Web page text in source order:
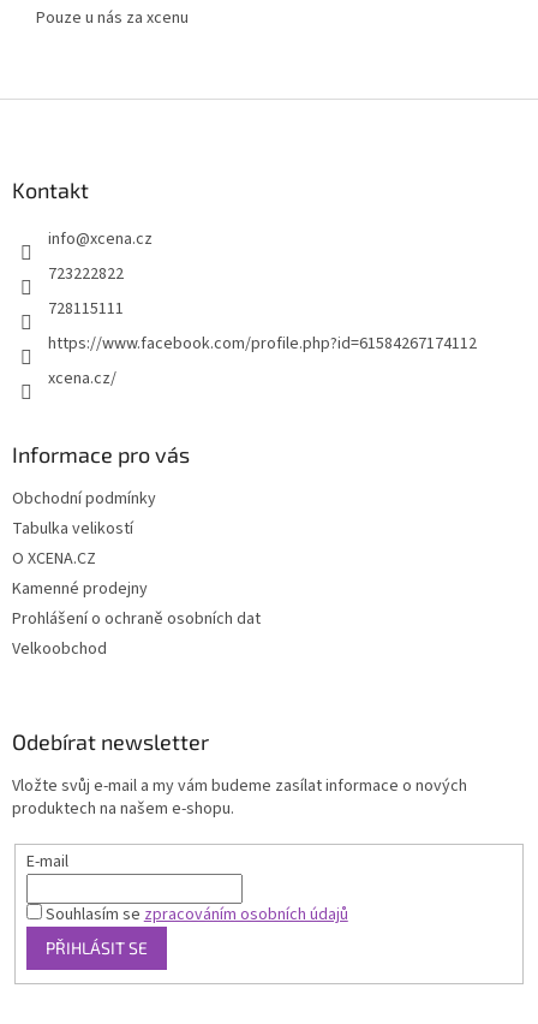
Pouze u nás za xcenu
Kontakt
info@xcena.cz
723222822
728115111
https://www.facebook.com/profile.php?id=61584267174112
xcena.cz/
Informace pro vás
Obchodní podmínky
Tabulka velikostí
O XCENA.CZ
Kamenné prodejny
Prohlášení o ochraně osobních dat
Velkoobchod
Odebírat newsletter
Vložte svůj e-mail a my vám budeme zasílat informace o nových
produktech na našem e-shopu.
E-mail
Souhlasím sezpracováním osobních údajů
PŘIHLÁSIT SE